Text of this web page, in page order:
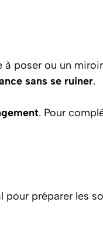
à poser ou un
sans se ruiner.
. Pour
pour préparer les